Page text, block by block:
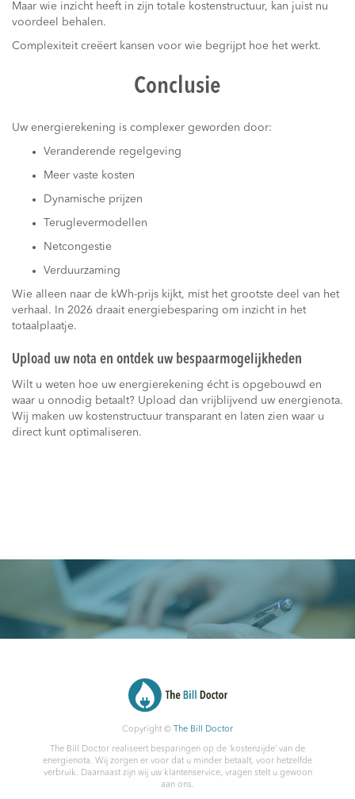
Maar wie inzicht heeft in zijn totale kostenstructuur, kan juist nu
voordeel behalen.
Complexiteit creëert kansen voor wie begrijpt hoe het werkt.
Conclusie
Uw energierekening is complexer geworden door:
Veranderende regelgeving
Meer vaste kosten
Dynamische prijzen
Teruglevermodellen
Netcongestie
Verduurzaming
Wie alleen naar de kWh-prijs kijkt, mist het grootste deel van het
verhaal. In 2026 draait energiebesparing om inzicht in het
totaalplaatje.
Upload uw nota en ontdek uw bespaarmogelijkheden
Wilt u weten hoe uw energierekening écht is opgebouwd en
waar u onnodig betaalt? Upload dan vrijblijvend uw energienota.
Wij maken uw kostenstructuur transparant en laten zien waar u
direct kunt optimaliseren.
Copyright © The Bill Doctor
The Bill Doctor realiseert besparingen op de ‘kostenzijde’ van de
energienota. Wij zorgen er voor dat u minder betaalt, voor hetzelfde
verbruik. Daarnaast zijn wij uw klantenservice, vragen stelt u gewoon
aan ons.